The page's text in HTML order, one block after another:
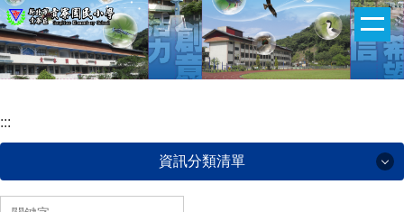
:::跳
到
主
要
容
區
:::
資訊分類清單